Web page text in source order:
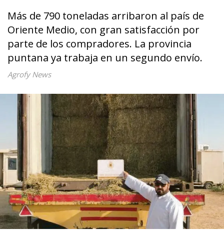
Más de 790 toneladas arribaron al país de
Oriente Medio, con gran satisfacción por
parte de los compradores. La provincia
puntana ya trabaja en un segundo envío.
Agrofy News